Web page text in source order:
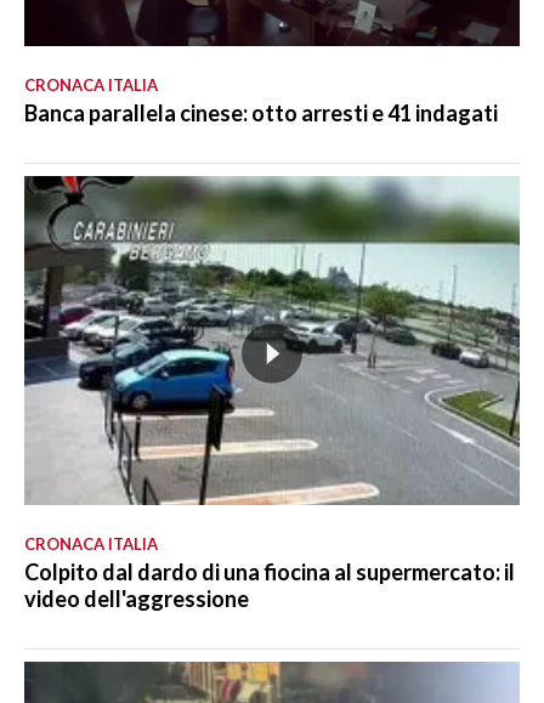
CRONACA ITALIA
Banca parallela cinese: otto arresti e 41 indagati
CRONACA ITALIA
Colpito dal dardo di una fiocina al supermercato: il
video dell'aggressione